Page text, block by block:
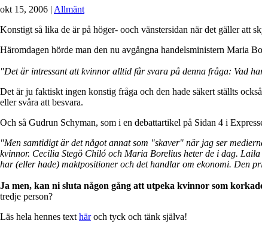
okt 15, 2006 | Allmänt
Konstigt så lika de är på höger- ooch vänstersidan när det gäller att
Häromdagen hörde man den nu avgångna handelsministern Maria
"Det är intressant att kvinnor alltid får svara på denna fråga: Vad
Det är ju faktiskt ingen konstig fråga och den hade säkert ställts
eller svåra att besvara.
Och så Gudrun Schyman, som i en debattartikel på Sidan 4 i
"Men samtidigt är det något annat som "skaver" när jag ser
kvinnor. Cecilia Stegö Chiló och Maria Borelius heter de i dag.
har (eller hade) maktpositioner och det handlar om ekonomi. Den
Ja men, kan ni sluta någon gång att utpeka kvinnor som
tredje person?
Läs hela hennes text häroch tyck och tänk själva!